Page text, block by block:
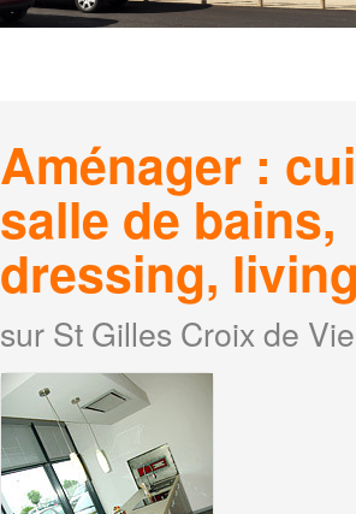
Aménager :
salle de bains,
dressing, living
sur St Gilles Croix de